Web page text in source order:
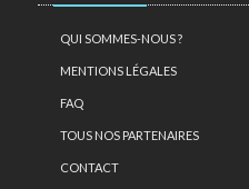
QUI SOMMES-NOUS ?
MENTIONS LÉGALES
FAQ
TOUS NOS PARTENAIRES
CONTACT